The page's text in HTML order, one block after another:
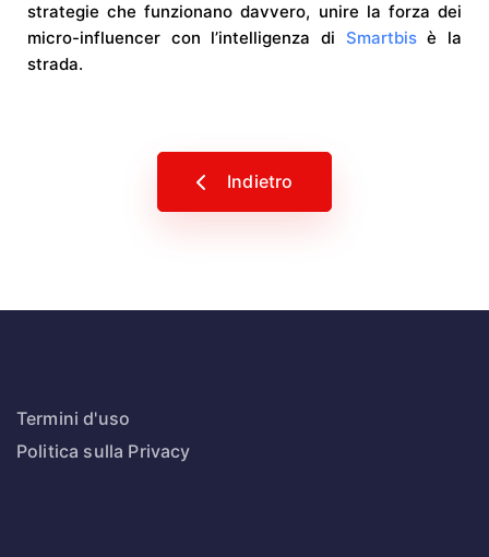
strategie che funzionano davvero, unire la forza dei
micro-influencer con l’intelligenza di Smartbisè la
strada.
Indietro
Termini d'uso
Politica sulla Privacy